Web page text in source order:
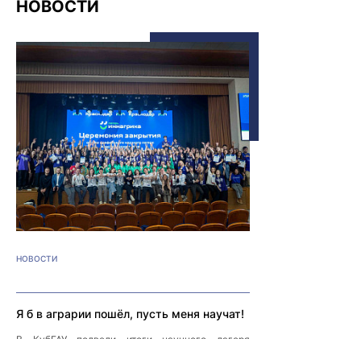
НОВОСТИ
НОВОСТИ
Я б в аграрии пошёл, пусть меня научат!